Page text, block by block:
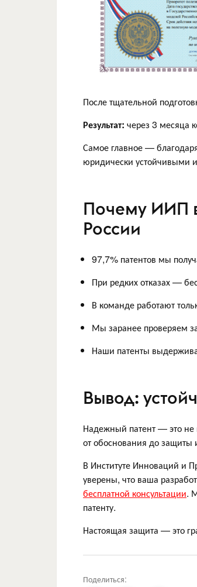
После тщательной
Результат: через 3 месяца
Самое главное —
юридически устойчивыми
Почему ИИП
России
97,7% патентов мы
При редких отказах —
В команде работают
Мы заранее проверяем
Наши патенты
Вывод:
Надежный патент — это не
от обоснования до защиты
В Институте Инноваций и
уверены, что ваша
бесплатной консультации.
патенту.
Настоящая защита — это
Поделиться: